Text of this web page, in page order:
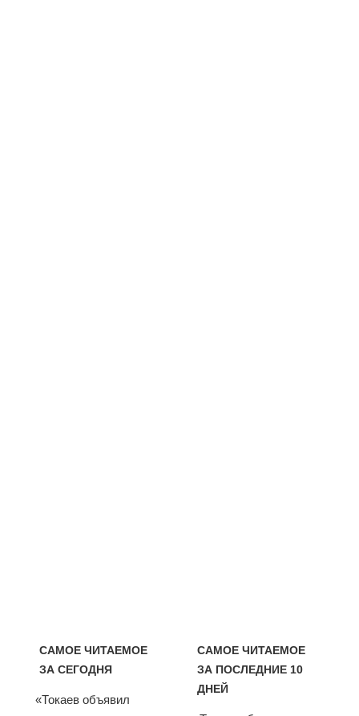
САМОЕ ЧИТАЕМОЕ
ЗА СЕГОДНЯ
«Токаев объявил
САМОЕ ЧИТАЕМОЕ
ЗА ПОСЛЕДНИЕ 10
ДНЕЙ